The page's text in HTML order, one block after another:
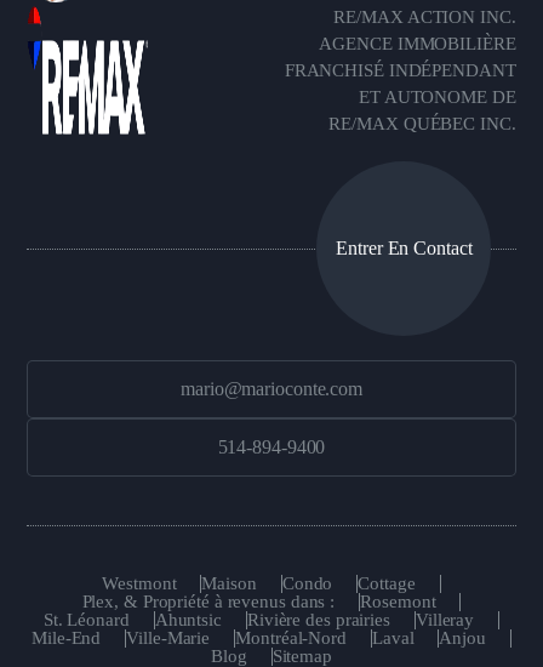
RE/MAX ACTION INC.
AGENCE IMMOBILIÈRE
FRANCHISÉ INDÉPENDANT
ET AUTONOME DE
RE/MAX QUÉBEC INC.
Entrer En Contact
mario@marioconte.com
514-894-9400
Westmont Maison Condo
Cottage
Plex, & Propriété à revenus dans :
Rosemont
St. Léonard
Ahuntsic Rivière des prairies
Villeray
Mile-End
Ville-Marie Montréal-Nord Laval
Anjou
Blog
Sitemap